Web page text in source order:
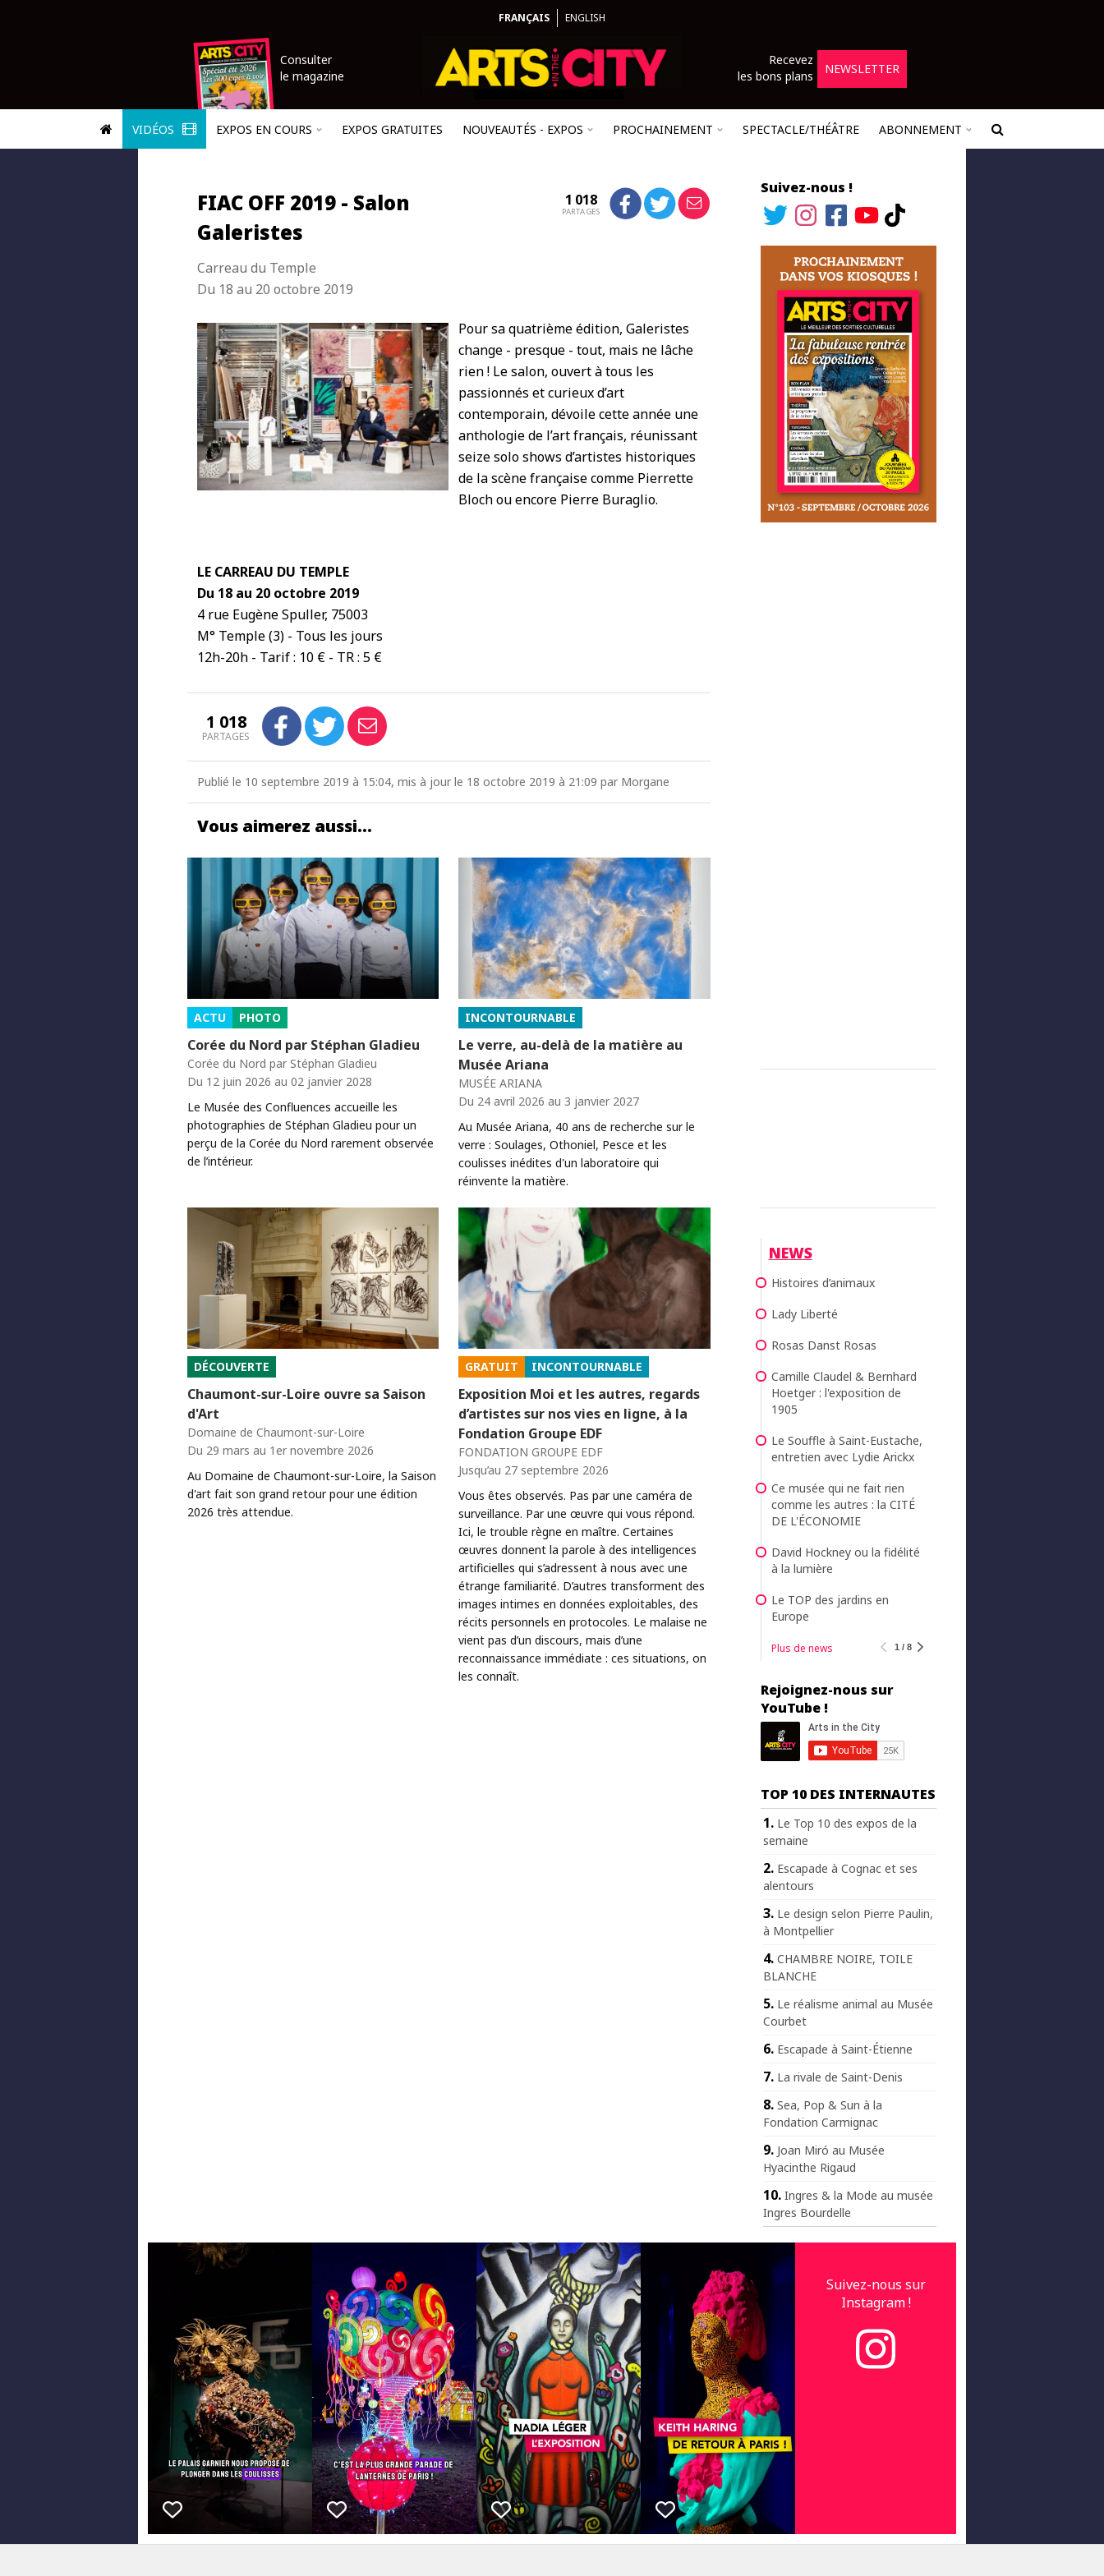
FRANÇAIS ENGLISH
Consulter
le magazine
Recevez
les bons plans
NEWSLETTER
VIDÉOS EXPOS EN COURS EXPOS GRATUITES NOUVEAUTÉS - EXPOS PROCHAINEMENT SPECTACLE/THÉÂTRE ABONNEMENT
FIAC OFF 2019 - Salon
Galeristes
Carreau du Temple
Du 18 au 20 octobre 2019
1 018
PARTAGES
Pour sa quatrième édition, Galeristes
change - presque - tout, mais ne lâche
rien ! Le salon, ouvert à tous les
passionnés et curieux d’art
contemporain, dévoile cette année une
anthologie de l’art français, réunissant
seize solo shows d’artistes historiques
de la scène française comme Pierrette
Bloch ou encore Pierre Buraglio.
LE CARREAU DU TEMPLE
Du 18 au 20 octobre 2019
4 rue Eugène Spuller, 75003
M° Temple (3) - Tous les jours
12h-20h - Tarif : 10 € - TR : 5 €
1 018
PARTAGES
Publié le 10 septembre 2019 à 15:04, mis à jour le 18 octobre 2019 à 21:09 par Morgane
Vous aimerez aussi…
ACTU PHOTO
Corée du Nord par Stéphan Gladieu
Corée du Nord par Stéphan Gladieu
Du 12 juin 2026 au 02 janvier 2028
Le Musée des Confluences accueille les
photographies de Stéphan Gladieu pour un
perçu de la Corée du Nord rarement observée
de l’intérieur.
INCONTOURNABLE
Le verre, au-delà de la matière au
Musée Ariana
MUSÉE ARIANA
Du 24 avril 2026 au 3 janvier 2027
Au Musée Ariana, 40 ans de recherche sur le
verre : Soulages, Othoniel, Pesce et les
coulisses inédites d'un laboratoire qui
réinvente la matière.
DÉCOUVERTE
Chaumont-sur-Loire ouvre sa Saison
d'Art
Domaine de Chaumont-sur-Loire
Du 29 mars au 1er novembre 2026
Au Domaine de Chaumont-sur-Loire, la Saison
d'art fait son grand retour pour une édition
2026 très attendue.
GRATUIT INCONTOURNABLE
Exposition Moi et les autres, regards
d’artistes sur nos vies en ligne, à la
Fondation Groupe EDF
FONDATION GROUPE EDF
Jusqu’au 27 septembre 2026
Vous êtes observés. Pas par une caméra de
surveillance. Par une œuvre qui vous répond.
Ici, le trouble règne en maître. Certaines
œuvres donnent la parole à des intelligences
artificielles qui s’adressent à nous avec une
étrange familiarité. D’autres transforment des
images intimes en données exploitables, des
récits personnels en protocoles. Le malaise ne
vient pas d’un discours, mais d’une
reconnaissance immédiate : ces situations, on
les connaît.
Suivez-nous !
NEWS
Histoires d’animaux
Lady Liberté
Rosas Danst Rosas
Camille Claudel & Bernhard
Hoetger : l'exposition de
1905
Le Souffle à Saint-Eustache,
entretien avec Lydie Arickx
Ce musée qui ne fait rien
comme les autres : la CITÉ
DE L'ÉCONOMIE
David Hockney ou la fidélité
à la lumière
Le TOP des jardins en
Europe
Plus de news 1 / 8
Rejoignez-nous sur
YouTube !
TOP 10 DES INTERNAUTES
Le Top 10 des expos de la
semaine
Escapade à Cognac et ses
alentours
Le design selon Pierre Paulin,
à Montpellier
CHAMBRE NOIRE, TOILE
BLANCHE
Le réalisme animal au Musée
Courbet
Escapade à Saint-Étienne
La rivale de Saint-Denis
Sea, Pop & Sun à la
Fondation Carmignac
Joan Miró au Musée
Hyacinthe Rigaud
Ingres & la Mode au musée
Ingres Bourdelle
Suivez-nous sur
Instagram !